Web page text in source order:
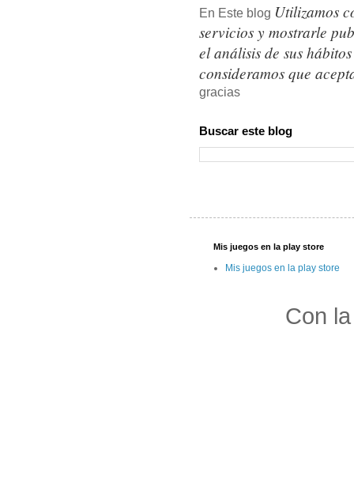
En Este blog Utilizamos
servicios y mostrarle
el análisis de sus
consideramos que
gracias
Buscar este blog
Mis juegos en la play store
Mis juegos en la play store
Con